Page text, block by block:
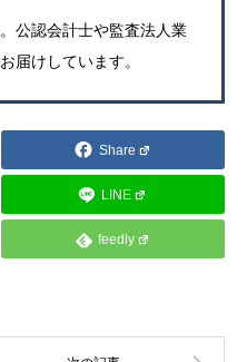
公認会計士や監査法人業
届けしています。
Share
LINE
feedly